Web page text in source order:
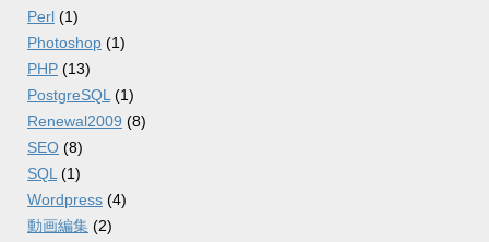
Perl (1)
Photoshop (1)
PHP (13)
PostgreSQL (1)
Renewal2009 (8)
SEO (8)
SQL (1)
Wordpress (4)
動画編集 (2)